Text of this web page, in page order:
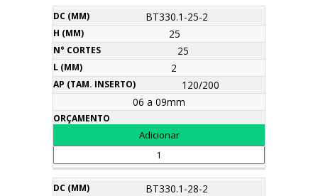
BT330.1-25-2
25
25
2
120/200
06 a 09mm
BT330.1-28-2